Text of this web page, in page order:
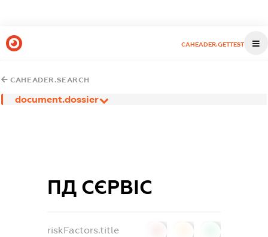
CAHEADER.GETTEST
CAHEADER.SEARCH
document.dossier
ПД СЄРВІС
riskFactors.title